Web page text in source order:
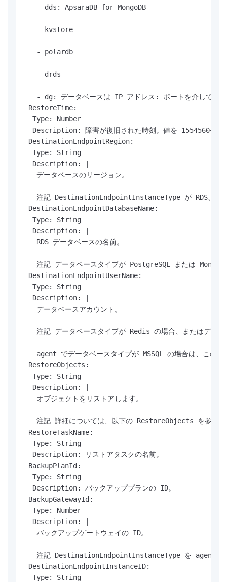
   - dds: ApsaraDB for MongoDB
   - kvstore
   - polardb
   - drds
- dg: データベースは IP アドレス: ポートを介して直
RestoreTime:
  Type: Number
Description: 障害が復旧された時刻。値を
DestinationEndpointRegion:
  Type: String
  Description: |
   データベースのリージョン。
注記 DestinationEndpointInstanceType が RDS、ECS
DestinationEndpointDatabaseName:
  Type: String
  Description: |
   RDS データベースの名前。
注記 データベースタイプが PostgreSQL または
DestinationEndpointUserName:
  Type: String
  Description: |
   データベースアカウント。
注記 データベースタイプが Redis の場合、またはデータ
agent でデータベースタイプが MSSQL の場合は、このパ
RestoreObjects:
  Type: String
  Description: |
   オブジェクトをリストアします。
注記 詳細については、以下の RestoreObjects を参照
RestoreTaskName:
  Type: String
  Description: リストアタスクの名前。
BackupPlanId:
  Type: String
  Description: バックアッププランの ID。
BackupGatewayId:
  Type: Number
  Description: |
   バックアップゲートウェイの ID。
注記 DestinationEndpointInstanceType を agent に
DestinationEndpointInstanceID:
  Type: String